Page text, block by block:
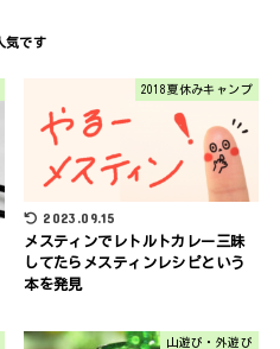
2018夏休みキャンプ
2023.09.15
メスティンでレトルトカレー三昧
してたらメスティンレシピという
本を発見
山遊び・外遊び